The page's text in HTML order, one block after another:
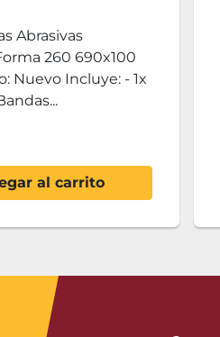
Abrasivas
260 690x100
Nuevo Incluye: - 1x
al carrito